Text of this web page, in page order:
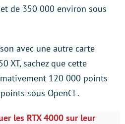
de 350 000 environ sous
avec une autre carte
XT, sachez que cette
120 000 points
sous OpenCL.
les RTX 4000 sur leur